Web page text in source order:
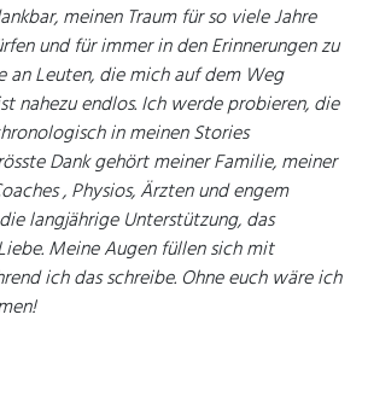
meinen Traum für so viele Jahre
und für immer in den Erinnerungen zu
an Leuten, die mich auf dem Weg
nahezu endlos. Ich werde probieren, die
in meinen Stories
Dank gehört meiner Familie, meiner
, Physios, Ärzten und engem
langjährige Unterstützung, das
Meine Augen füllen sich mit
ich das schreibe. Ohne euch wäre ich